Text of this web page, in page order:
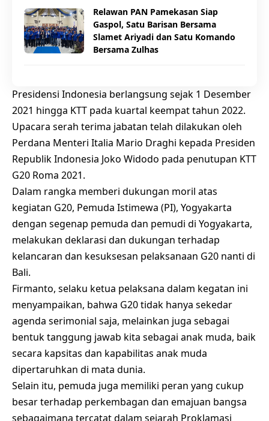
Relawan PAN Pamekasan Siap
Gaspol, Satu Barisan Bersama
Slamet Ariyadi dan Satu Komando
Bersama Zulhas
Presidensi Indonesia berlangsung sejak 1 Desember
2021 hingga KTT pada kuartal keempat tahun 2022.
Upacara serah terima jabatan telah dilakukan oleh
Perdana Menteri Italia Mario Draghi kepada Presiden
Republik Indonesia Joko Widodo pada penutupan KTT
G20 Roma 2021.
Dalam rangka memberi dukungan moril atas
kegiatan G20, Pemuda Istimewa (PI), Yogyakarta
dengan segenap pemuda dan pemudi di Yogyakarta,
melakukan deklarasi dan dukungan terhadap
kelancaran dan kesuksesan pelaksanaan G20 nanti di
Bali.
Firmanto, selaku ketua pelaksana dalam kegatan ini
menyampaikan, bahwa G20 tidak hanya sekedar
agenda serimonial saja, melainkan juga sebagai
bentuk tanggung jawab kita sebagai anak muda, baik
secara kapsitas dan kapabilitas anak muda
dipertaruhkan di mata dunia.
Selain itu, pemuda juga memiliki peran yang cukup
besar terhadap perkembagan dan emajuan bangsa
sebagaimana tercatat dalam sejarah Proklamasi